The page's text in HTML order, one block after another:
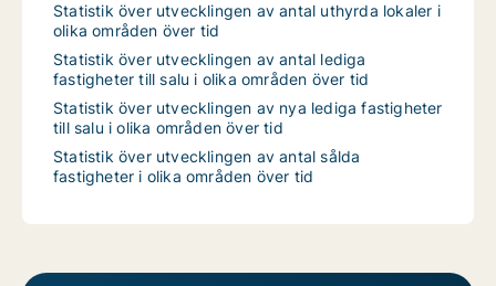
Statistik över utvecklingen av antal uthyrda lokaler i
olika områden över tid
Statistik över utvecklingen av antal lediga
fastigheter till salu i olika områden över tid
Statistik över utvecklingen av nya lediga fastigheter
till salu i olika områden över tid
Statistik över utvecklingen av antal sålda
fastigheter i olika områden över tid